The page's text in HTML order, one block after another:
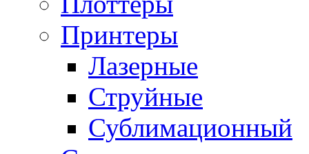
Принтеры
Лазерные
Струйные
Сублимационный